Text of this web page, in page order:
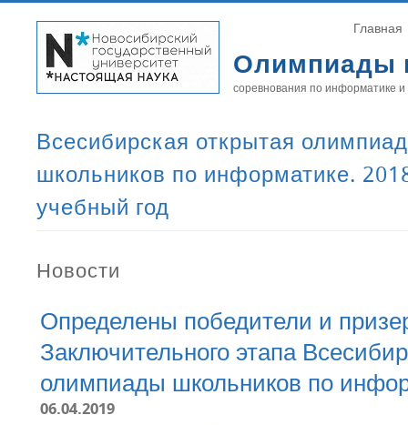
Олимпиады
соревнования по информатике
Всесибирская открытая
школьников по информатике.
учебный год
Главная
Новости
Определены победители и
Заключительного этапа
олимпиады школьников по
06.04.2019